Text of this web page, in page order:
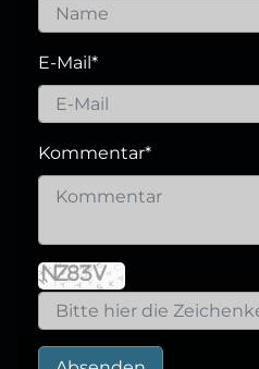
E-Mail*
Kommentar*